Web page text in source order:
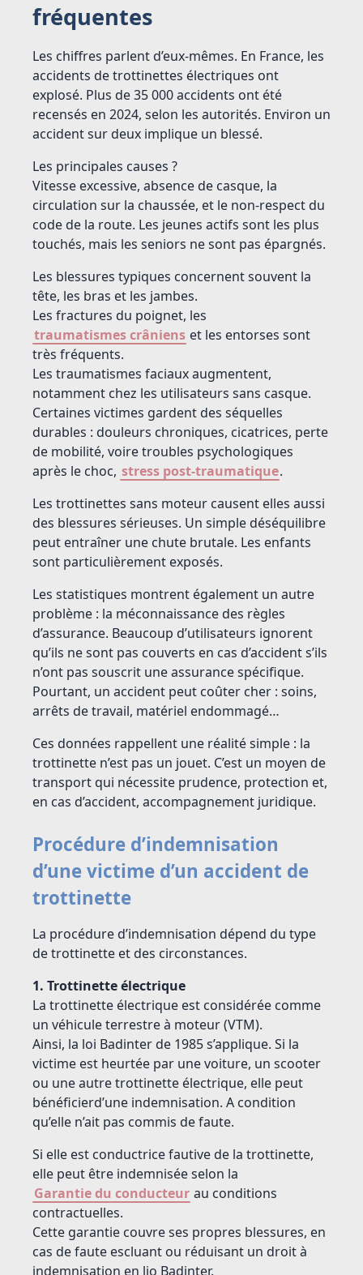
fréquentes
Les chiffres parlent d’eux-mêmes. En France, les
accidents de trottinettes électriques ont
explosé. Plus de 35 000 accidents ont été
recensés en 2024, selon les autorités. Environ un
accident sur deux implique un blessé.
Les principales causes ?
Vitesse excessive, absence de casque, la
circulation sur la chaussée, et le non-respect du
code de la route. Les jeunes actifs sont les plus
touchés, mais les seniors ne sont pas épargnés.
Les blessures typiques concernent souvent la
tête, les bras et les jambes.
Les fractures du poignet, les
traumatismes crâniens et les entorses sont
très fréquents.
Les traumatismes faciaux augmentent,
notamment chez les utilisateurs sans casque.
Certaines victimes gardent des séquelles
durables : douleurs chroniques, cicatrices, perte
de mobilité, voire troubles psychologiques
après le choc, stress post-traumatique.
Les trottinettes sans moteur causent elles aussi
des blessures sérieuses. Un simple déséquilibre
peut entraîner une chute brutale. Les enfants
sont particulièrement exposés.
Les statistiques montrent également un autre
problème : la méconnaissance des règles
d’assurance. Beaucoup d’utilisateurs ignorent
qu’ils ne sont pas couverts en cas d’accident s’ils
n’ont pas souscrit une assurance spécifique.
Pourtant, un accident peut coûter cher : soins,
arrêts de travail, matériel endommagé…
Ces données rappellent une réalité simple : la
trottinette n’est pas un jouet. C’est un moyen de
transport qui nécessite prudence, protection et,
en cas d’accident, accompagnement juridique.
Procédure d’indemnisation
d’une victime d’un accident de
trottinette
La procédure d’indemnisation dépend du type
de trottinette et des circonstances.
1. Trottinette électrique
La trottinette électrique est considérée comme
un véhicule terrestre à moteur (VTM).
Ainsi, la loi Badinter de 1985 s’applique. Si la
victime est heurtée par une voiture, un scooter
ou une autre trottinette électrique, elle peut
bénéficierd’une indemnisation. A condition
qu’elle n’ait pas commis de faute.
Si elle est conductrice fautive de la trottinette,
elle peut être indemnisée selon la
Garantie du conducteur au conditions
contractuelles.
Cette garantie couvre ses propres blessures, en
cas de faute escluant ou réduisant un droit à
indemnisation en lio Badinter.